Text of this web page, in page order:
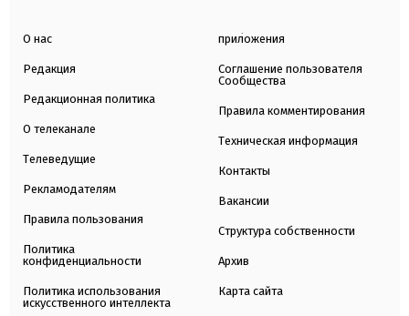
О нас
Редакция
Редакционная политика
О телеканале
Телеведущие
Рекламодателям
Правила пользования
Политика
конфиденциальности
Политика использования
искусственного интеллекта
приложения
Соглашение пользователя
Сообщества
Правила комментирования
Техническая информация
Контакты
Вакансии
Структура собственности
Архив
Карта сайта